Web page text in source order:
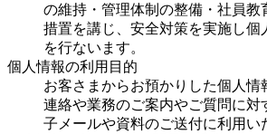
の維持・管理体制の整備・社員教
措置を講じ、安全対策を実施し個
を行ないます。
個人情報の利用目的
お客さまからお預かりした個人情
連絡や業務のご案内やご質問に対
子メールや資料のご送付に利用い